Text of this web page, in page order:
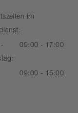
im
09:00 - 17:00
09:00 - 15:00